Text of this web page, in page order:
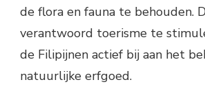
de flora en fauna te behouden.
verantwoord toerisme te
de Filipijnen actief bij aan het
natuurlijke erfgoed.